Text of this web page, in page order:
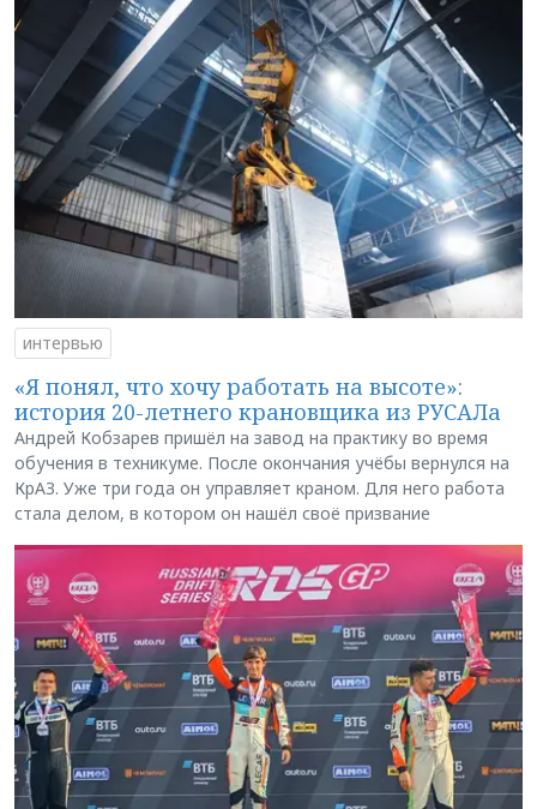
интервью
«Я понял, что хочу работать на высоте»:
история 20-летнего крановщика из РУСАЛа
Андрей Кобзарев пришёл на завод на практику во время
обучения в техникуме. После окончания учёбы вернулся на
КрАЗ. Уже три года он управляет краном. Для него работа
стала делом, в котором он нашёл своё призвание